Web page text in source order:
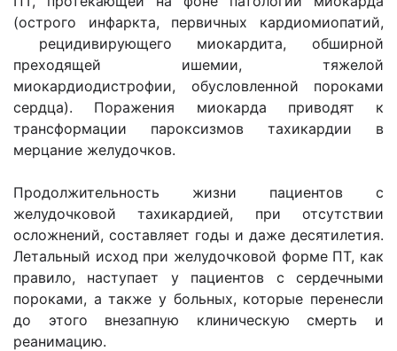
(острого инфаркта, первичных кардиомиопатий,
рецидивирующего миокардита, обширной
преходящей ишемии, тяжелой
миокардиодистрофии, обусловленной пороками
сердца). Поражения миокарда приводят к
трансформации пароксизмов тахикардии в
мерцание желудочков.
Продолжительность жизни пациентов с
желудочковой тахикардией, при отсутствии
осложнений, составляет годы и даже десятилетия.
Летальный исход при желудочковой форме ПТ, как
правило, наступает у пациентов с сердечными
пороками, а также у больных, которые перенесли
до этого внезапную клиническую смерть и
реанимацию.